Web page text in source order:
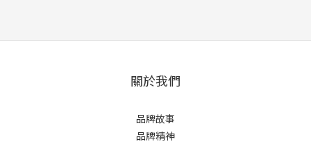
關於我們
品牌故事
品牌精神